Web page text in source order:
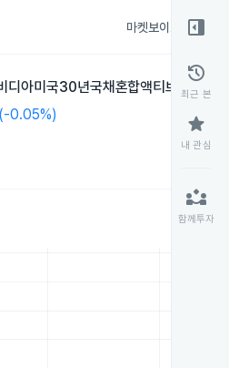
마켓보이스
디아미국30년국채혼합액티브(H)
0.05%)
right_panel_open
history
최근 본
star
내 관심
partner_exchange
함께투자